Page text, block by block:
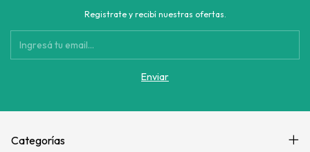
Registrate y recibí nuestras ofertas.
Categorías